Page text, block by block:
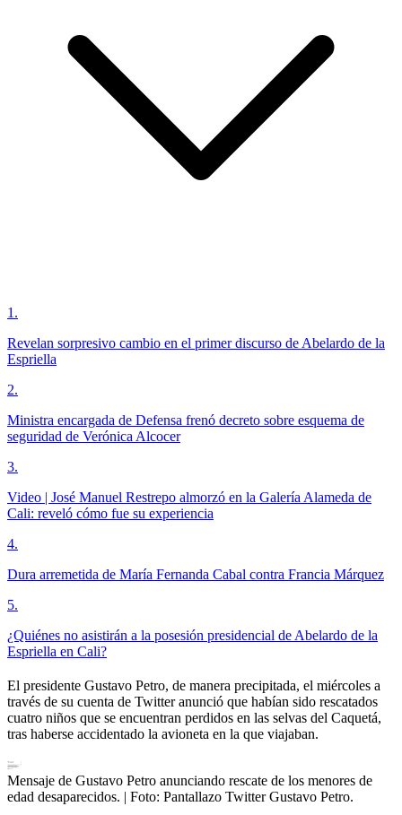
1 .
Revelan sorpresivo cambio en el primer discurso de Abelardo de la
Espriella
2.
Ministra encargada de Defensa frenó decreto sobre esquema de
seguridad de Verónica Alcocer
3.
Video | José Manuel Restrepo almorzó en la Galería Alameda de
Cali: reveló cómo fue su experiencia
4.
Dura arremetida de María Fernanda Cabal contra Francia Márquez
5.
¿Quiénes no asistirán a la posesión presidencial de Abelardo de la
Espriella en Cali?
El presidente Gustavo Petro, de manera precipitada, el miércoles a
través de su cuenta de Twitter anunció que habían sido rescatados
cuatro niños que se encuentran perdidos en las selvas del Caquetá,
tras haberse accidentado la avioneta en la que viajaban.
Mensaje de Gustavo Petro anunciando rescate de los menores de
edad desaparecidos. | Foto: Pantallazo Twitter Gustavo Petro.